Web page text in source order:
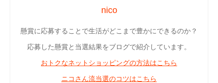
nico
懸賞に応募することで生活がどこまで豊かにできるのか？
応募した懸賞と当選結果をブログで紹介しています。
おトクなネットショッピングの方法はこちら
ニコさん流当選のコツはこちら